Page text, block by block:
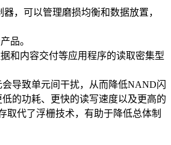
，可以管理磨损均衡和数据放置，
品。
和内容交付等应用程序的读取密集型
导致单元间干扰，从而降低NAND闪
的功耗、更快的读写速度以及更高的
取代了浮栅技术，有助于降低总体制